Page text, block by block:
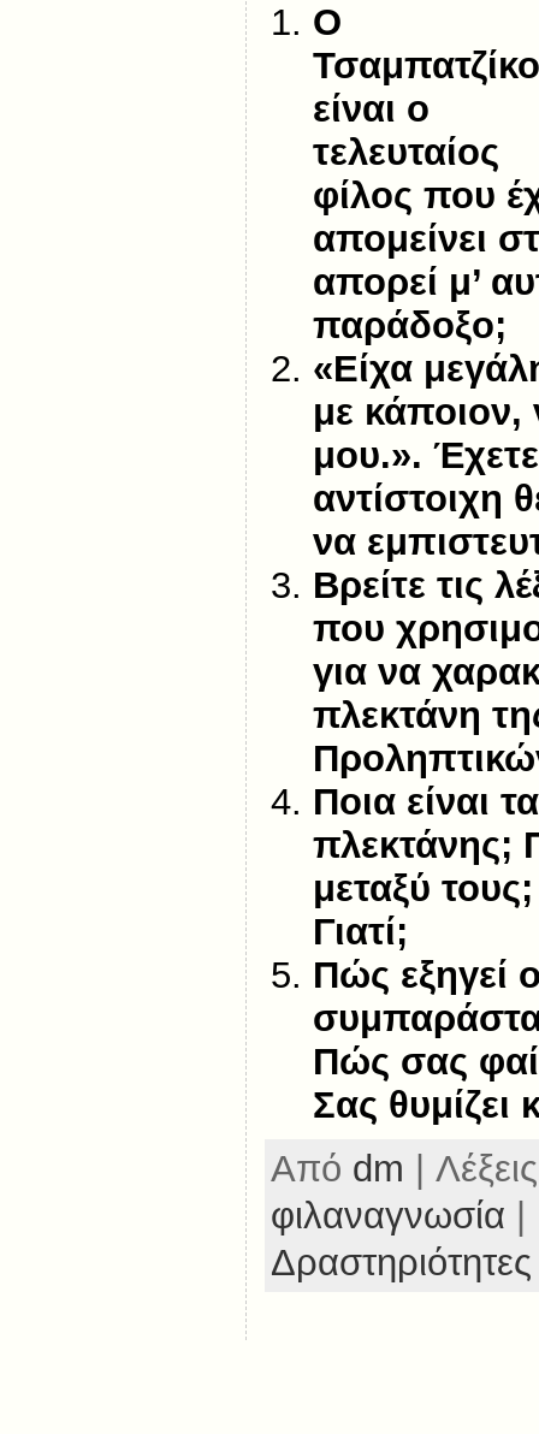
Ο
είναι ο
τελευταίος
φίλος που
απομείνει
απορεί μ’
παράδοξο;
«Είχα
με
μου.».
αντίστοιχη
να
Βρείτε τις
που
για να
πλεκτάνη
Ποια είναι
πλεκτάνης;
μεταξύ
Γιατί;
Πώς εξηγεί
Πώς σας
Σας θυμίζει
Από dm |
φιλαναγνωσία